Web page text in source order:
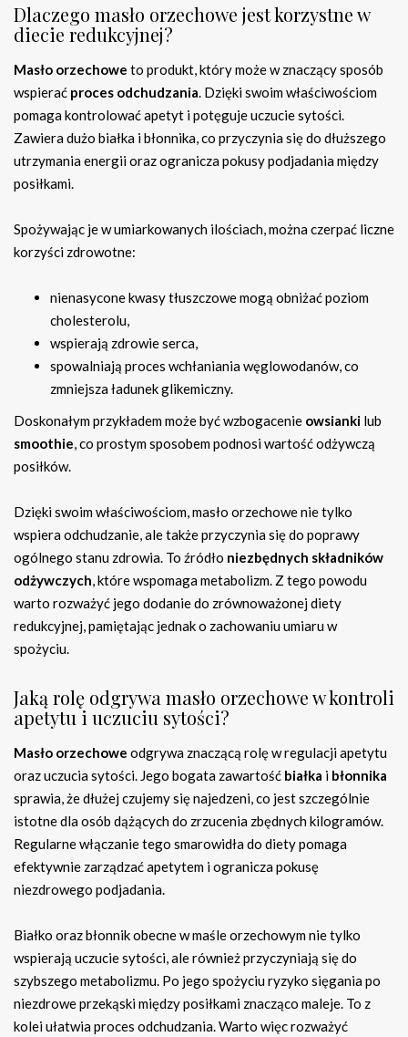
Dlaczego masło orzechowe jest korzystne w
diecie redukcyjnej?
Masło orzechowe to produkt, który może w znaczący sposób
wspierać proces odchudzania. Dzięki swoim właściwościom
pomaga kontrolować apetyt i potęguje uczucie sytości.
Zawiera dużo białka i błonnika, co przyczynia się do dłuższego
utrzymania energii oraz ogranicza pokusy podjadania między
posiłkami.
Spożywając je w umiarkowanych ilościach, można czerpać liczne
korzyści zdrowotne:
nienasycone kwasy tłuszczowe mogą obniżać poziom
cholesterolu,
wspierają zdrowie serca,
spowalniają proces wchłaniania węglowodanów, co
zmniejsza ładunek glikemiczny.
Doskonałym przykładem może być wzbogacenie owsianki lub
smoothie, co prostym sposobem podnosi wartość odżywczą
posiłków.
Dzięki swoim właściwościom, masło orzechowe nie tylko
wspiera odchudzanie, ale także przyczynia się do poprawy
ogólnego stanu zdrowia. To źródło niezbędnych składników
odżywczych, które wspomaga metabolizm. Z tego powodu
warto rozważyć jego dodanie do zrównoważonej diety
redukcyjnej, pamiętając jednak o zachowaniu umiaru w
spożyciu.
Jaką rolę odgrywa masło orzechowe w kontroli
apetytu i uczuciu sytości?
Masło orzechowe odgrywa znaczącą rolę w regulacji apetytu
oraz uczucia sytości. Jego bogata zawartość białka i błonnika
sprawia, że dłużej czujemy się najedzeni, co jest szczególnie
istotne dla osób dążących do zrzucenia zbędnych kilogramów.
Regularne włączanie tego smarowidła do diety pomaga
efektywnie zarządzać apetytem i ogranicza pokusę
niezdrowego podjadania.
Białko oraz błonnik obecne w maśle orzechowym nie tylko
wspierają uczucie sytości, ale również przyczyniają się do
szybszego metabolizmu. Po jego spożyciu ryzyko sięgania po
niezdrowe przekąski między posiłkami znacząco maleje. To z
kolei ułatwia proces odchudzania. Warto więc rozważyć